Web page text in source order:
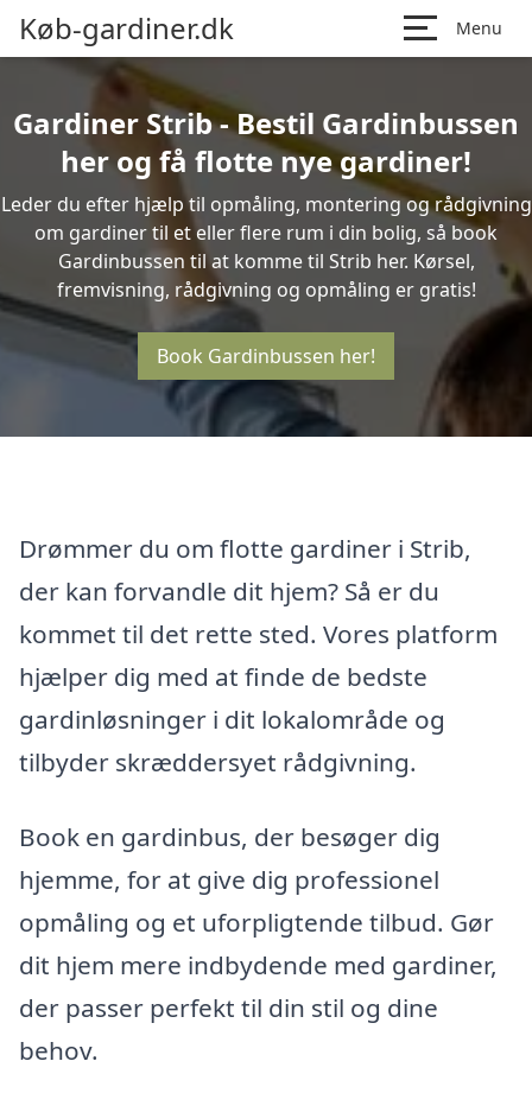
Køb-gardiner.dk Menu
Gardiner Strib - Bestil Gardinbussen
her og få flotte nye gardiner!
Leder du efter hjælp til opmåling, montering og rådgivning
om gardiner til et eller flere rum i din bolig, så book
Gardinbussen til at komme til Strib her. Kørsel,
fremvisning, rådgivning og opmåling er gratis!
Book Gardinbussen her!
Drømmer du om flotte gardiner i Strib,
der kan forvandle dit hjem? Så er du
kommet til det rette sted. Vores platform
hjælper dig med at finde de bedste
gardinløsninger i dit lokalområde og
tilbyder skræddersyet rådgivning.
Book en gardinbus, der besøger dig
hjemme, for at give dig professionel
opmåling og et uforpligtende tilbud. Gør
dit hjem mere indbydende med gardiner,
der passer perfekt til din stil og dine
behov.